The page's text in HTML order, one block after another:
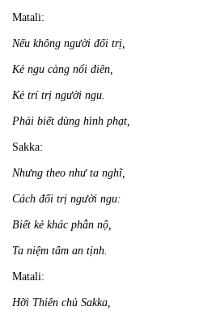
Matali:
Nếu không người đối trị,
Kẻ ngu càng nổi điên,
Kẻ trí trị người ngu.
Phải biết dùng hình phạt,
Sakka:
Nhưng theo như ta nghĩ,
Cách đối trị người ngu:
Biết kẻ khác phẫn nộ,
Ta niệm tâm an tịnh.
Matali:
Hỡi Thiên chủ Sakka,